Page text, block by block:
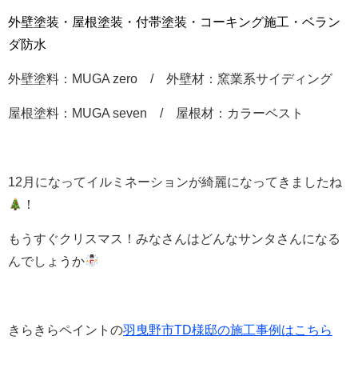
外壁塗装・屋根塗装・付帯塗装・コーキング施工・ベラン
ダ防水
外壁塗料：MUGA zero / 外壁材：窯業系サイディング
屋根塗料：MUGA seven / 屋根材：カラーベスト
12月になってイルミネーションが綺麗になってきましたね
！
もうすぐクリスマス！みなさんはどんなサンタさんになる
んでしょうか
きらきらペイントの羽曳野市TD様邸の施工事例はこちら